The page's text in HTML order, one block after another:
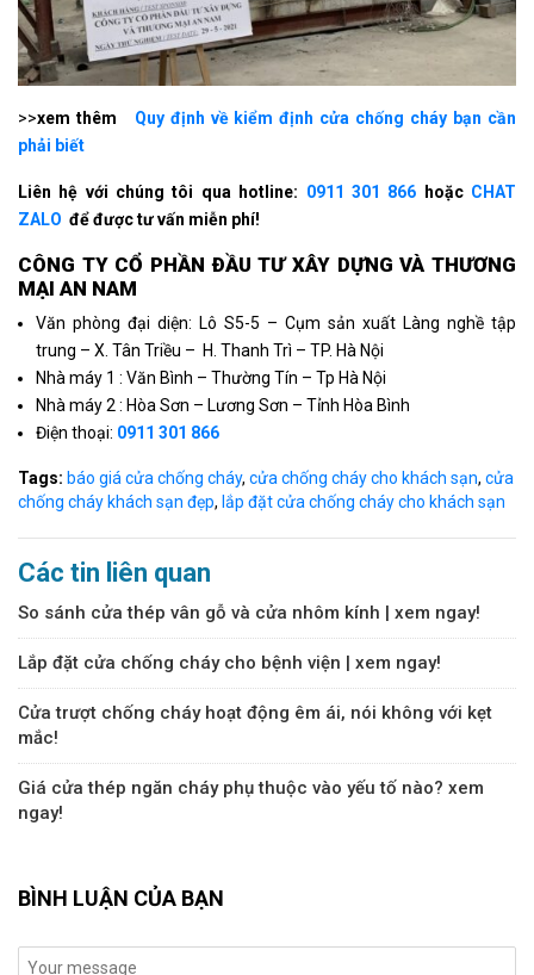
>>xem thêm
Quy định về kiểm định cửa chống cháy bạn cần
phải biết
Liên hệ với chúng tôi qua hotline: 0911 301 866 hoặcCHAT
ZALO để được tư vấn miễn phí!
CÔNG TY CỔ PHẦN ÐẦU TƯ XÂY DỰNG VÀ THƯƠNG
MẠI AN NAM
Văn phòng đại diện: Lô S5-5 – Cụm sản xuất Làng nghề tập
trung – X. Tân Triều – H. Thanh Trì – TP. Hà Nội
Nhà máy 1 : Văn Bình – Thường Tín – Tp Hà Nội
Nhà máy 2 : Hòa Sơn – Lương Sơn – Tỉnh Hòa Bình
Điện thoại: 0911 301 866
Tags: báo giá cửa chống cháy, cửa chống cháy cho khách sạn, cửa
chống cháy khách sạn đẹp, lắp đặt cửa chống cháy cho khách sạn
Các tin liên quan
So sánh cửa thép vân gỗ và cửa nhôm kính | xem ngay!
Lắp đặt cửa chống cháy cho bệnh viện | xem ngay!
Cửa trượt chống cháy hoạt động êm ái, nói không với kẹt
mắc!
Giá cửa thép ngăn cháy phụ thuộc vào yếu tố nào? xem
ngay!
BÌNH LUẬN CỦA BẠN